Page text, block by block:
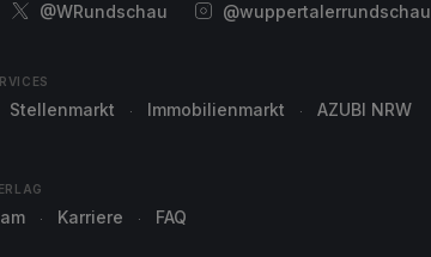
@WRundschau @wuppertalerrundschau
Stellenmarkt Immobilienmarkt AZUBI NRW
Karriere FAQ